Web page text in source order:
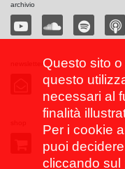
archivio
Questo sito
questo
necessari al
finalità
Per i cookie
puoi
cliccando sul